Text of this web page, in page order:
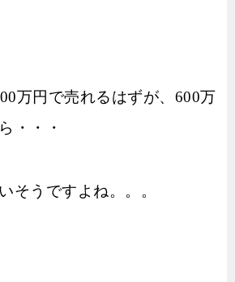
万円で売れるはずが、600万
・・・
そうですよね。。。